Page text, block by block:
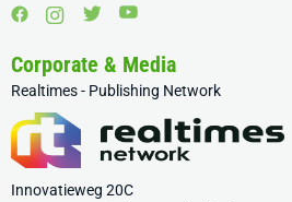
Corporate & Media
Realtimes - Publishing Network
Innovatieweg 20C